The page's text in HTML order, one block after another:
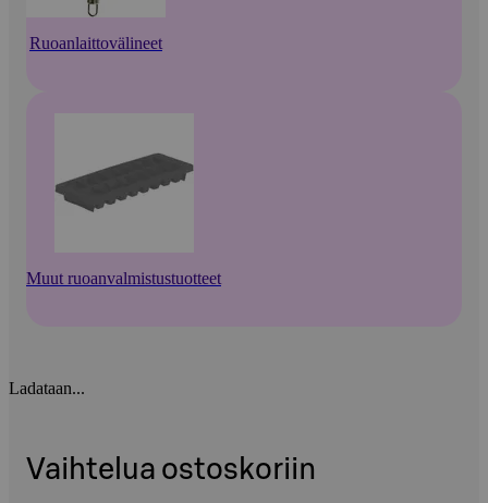
Ruoanlaittovälineet
Muut ruoanvalmistustuotteet
Ladataan...
Vaihtelua ostoskoriin